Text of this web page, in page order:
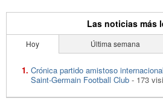
Las noticias más
Hoy Última semana
Crónica partido amistoso
Saint-Germain Football Club - 173